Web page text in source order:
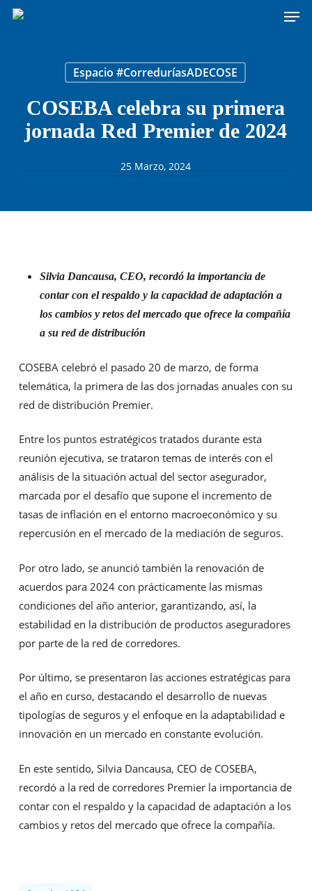
Skip
Espacio #CorreduríasADECOSE
COSEBA celebra su primera
jornada Red Premier de 2024
25 Marzo, 2024
Silvia Dancausa, CEO, recordó la importancia de
contar con el respaldo y la capacidad de adaptación a
los cambios y retos del mercado que ofrece la compañía
a su red de distribución
COSEBA celebró el pasado 20 de marzo, de forma
telemática, la primera de las dos jornadas anuales con su
red de distribución Premier.
Entre los puntos estratégicos tratados durante esta
reunión ejecutiva, se trataron temas de interés con el
análisis de la situación actual del sector asegurador,
marcada por el desafío que supone el incremento de
tasas de inflación en el entorno macroeconómico y su
repercusión en el mercado de la mediación de seguros.
Por otro lado, se anunció también la renovación de
acuerdos para 2024 con prácticamente las mismas
condiciones del año anterior, garantizando, así, la
estabilidad en la distribución de productos aseguradores
por parte de la red de corredores.
Por último, se presentaron las acciones estratégicas para
el año en curso, destacando el desarrollo de nuevas
tipologías de seguros y el enfoque en la adaptabilidad e
innovación en un mercado en constante evolución.
En este sentido, Silvia Dancausa, CEO de COSEBA,
recordó a la red de corredores Premier la importancia de
contar con el respaldo y la capacidad de adaptación a los
cambios y retos del mercado que ofrece la compañía.